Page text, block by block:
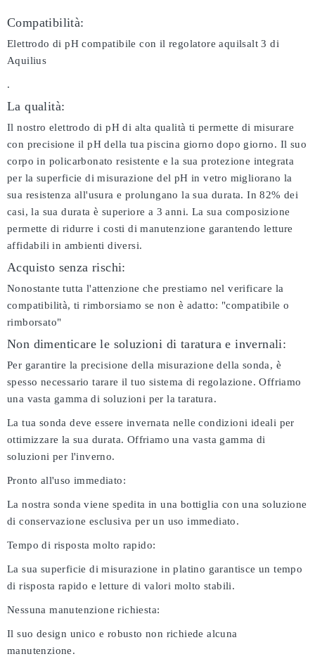
Compatibilità:
Elettrodo di pH compatibile con il regolatore aquilsalt 3 di
Aquilius
.
La qualità:
Il nostro elettrodo di pH di alta qualità ti permette di misurare
con precisione il pH della tua piscina giorno dopo giorno. Il suo
corpo in policarbonato resistente e la sua protezione integrata
per la superficie di misurazione del pH in vetro migliorano la
sua resistenza all'usura e prolungano la sua durata. In 82% dei
casi, la sua durata è superiore a 3 anni. La sua composizione
permette di ridurre i costi di manutenzione garantendo letture
affidabili in ambienti diversi.
Acquisto senza rischi:
Nonostante tutta l'attenzione che prestiamo nel verificare la
compatibilità, ti rimborsiamo se non è adatto: "compatibile o
rimborsato"
Non dimenticare le soluzioni di taratura e invernali:
Per garantire la precisione della misurazione della sonda, è
spesso necessario tarare il tuo sistema di regolazione. Offriamo
una vasta gamma di soluzioni per la taratura.
La tua sonda deve essere invernata nelle condizioni ideali per
ottimizzare la sua durata. Offriamo una vasta gamma di
soluzioni per l'inverno.
Pronto all'uso immediato:
La nostra sonda viene spedita in una bottiglia con una soluzione
di conservazione esclusiva per un uso immediato.
Tempo di risposta molto rapido:
La sua superficie di misurazione in platino garantisce un tempo
di risposta rapido e letture di valori molto stabili.
Nessuna manutenzione richiesta:
Il suo design unico e robusto non richiede alcuna
manutenzione.